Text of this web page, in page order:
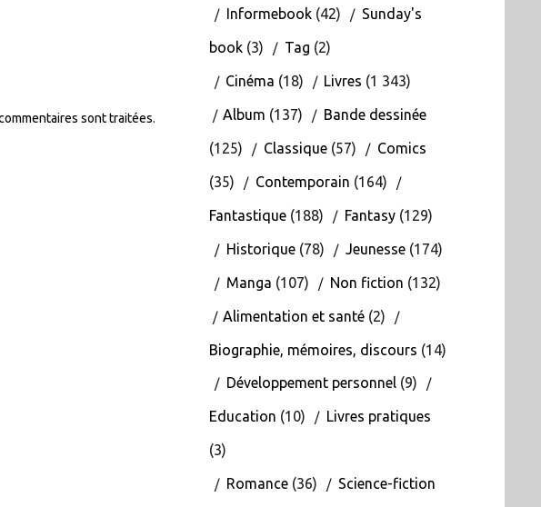
sont traitées.
Informebook(42) Sunday's
book(3) Tag (2)
Cinéma (18) Livres (1 343)
Album (137) Bande dessinée
(125) Classique(57) Comics
(35) Contemporain (164)
Fantastique(188) Fantasy(129)
Historique(78) Jeunesse(174)
Manga (107) Non fiction (132)
Alimentation et santé(2)
Biographie, mémoires, discours (14)
Développement personnel(9)
Education (10) Livres pratiques
(3)
Romance(36) Science-fiction